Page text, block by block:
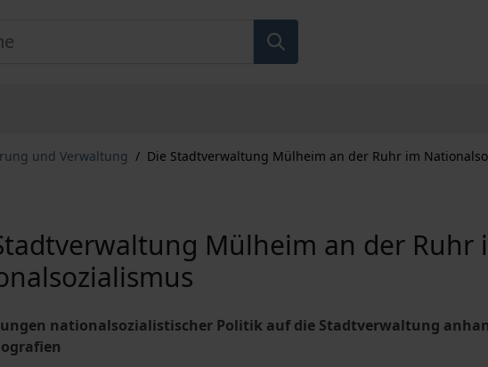
und Verwaltung / Die Stadtverwaltung Mülheim an der Ruhr im
Mülheim an der Ruhr
nationalsozialistischer Politik auf die Stadtverwaltung